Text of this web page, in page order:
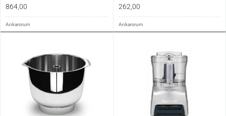
864,00
Ankarsrum
262,00
Ankarsrum